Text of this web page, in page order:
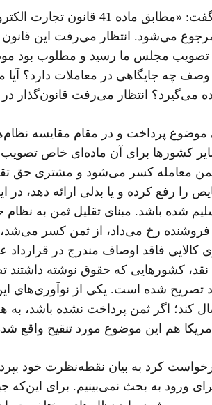
دکتر فلاح در ادامه به قانون
مرجوع می‌شود. انتظار می‌رفت این
به تصویب مجلس ما رسید و مطلوب بود
چه جایگاهی در معاملات دارد؟
می‌گیرد؟ انتظار می‌رفت
موضوع پرداخت و در مقام مقایسه
ثمن معامله کسر می‌شود و مشتری
را رفع کرده و یا بدلی ارائه دهد،
‌شده باشد. مبنای تقلیل ثمن به
فروشنده رخ می‌داد، از ثمن کسر
کالایی فاقد اوصاف مندرج در قرارداد
کشورهایی که حقوق نوشته داشتند
فرانسه در سال 2016، در ماده 12-23 این مورد تصریح
کند؛ اگر ثمن پرداخت نشده باشد،
هم این موضوع مورد تنقیح واقع
کرد به بیان نقطه‌نظرت خود
ورود به بحث نمی‌بینیم. برای این‌که